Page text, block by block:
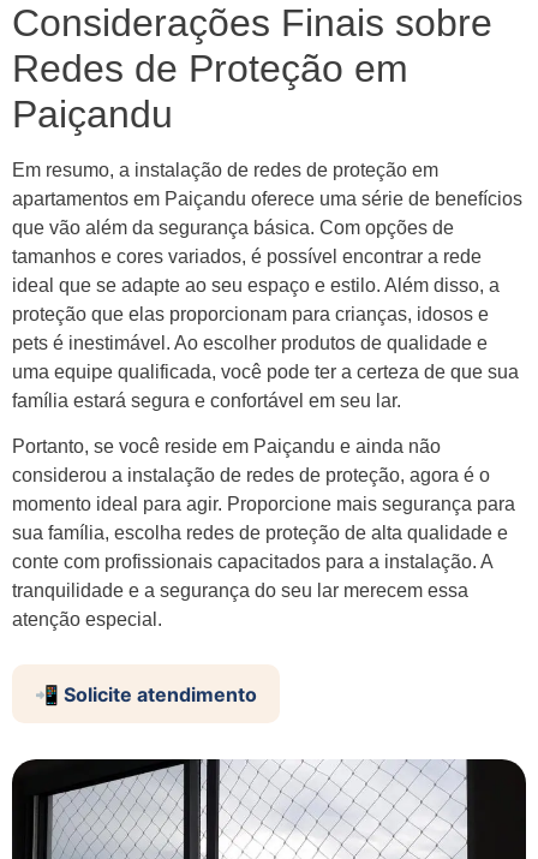
Considerações Finais sobre
Redes de Proteção em
Paiçandu
Em resumo, a instalação de redes de proteção em
apartamentos em Paiçandu oferece uma série de benefícios
que vão além da segurança básica. Com opções de
tamanhos e cores variados, é possível encontrar a rede
ideal que se adapte ao seu espaço e estilo. Além disso, a
proteção que elas proporcionam para crianças, idosos e
pets é inestimável. Ao escolher produtos de qualidade e
uma equipe qualificada, você pode ter a certeza de que sua
família estará segura e confortável em seu lar.
Portanto, se você reside em Paiçandu e ainda não
considerou a instalação de redes de proteção, agora é o
momento ideal para agir. Proporcione mais segurança para
sua família, escolha redes de proteção de alta qualidade e
conte com profissionais capacitados para a instalação. A
tranquilidade e a segurança do seu lar merecem essa
atenção especial.
📲 Solicite atendimento